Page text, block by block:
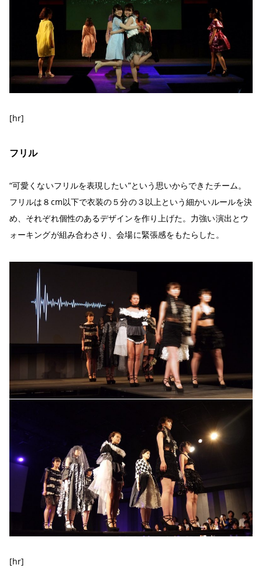
[hr]
フリル
“可愛くないフリルを表現したい”という思いからできたチーム。
フリルは８cm以下で衣装の５分の３以上という細かいルールを決
め、それぞれ個性のあるデザインを作り上げた。力強い演出とウ
ォーキングが組み合わさり、会場に緊張感をもたらした。
[hr]